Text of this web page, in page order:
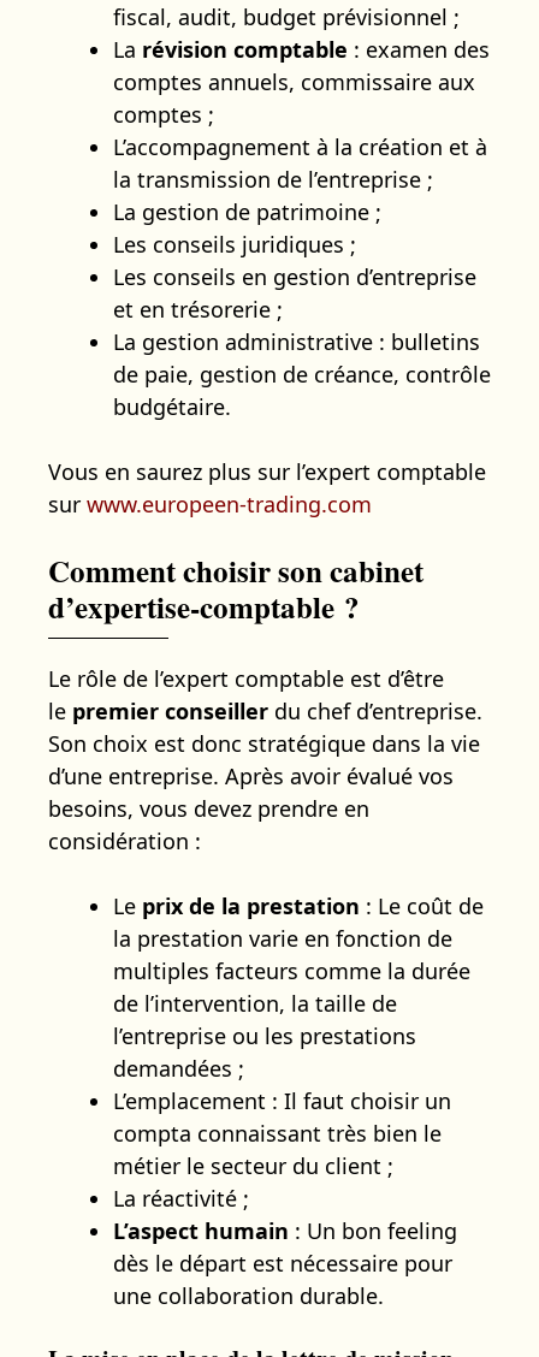
fiscal, audit, budget prévisionnel ;
La révision comptable : examen des
comptes annuels, commissaire aux
comptes ;
L’accompagnement à la création et à
la transmission de l’entreprise ;
La gestion de patrimoine ;
Les conseils juridiques ;
Les conseils en gestion d’entreprise
et en trésorerie ;
La gestion administrative : bulletins
de paie, gestion de créance, contrôle
budgétaire.
Vous en saurez plus sur l’expert comptable
sur www.europeen-trading.com
Comment choisir son cabinet
d’expertise-comptable ?
Le rôle de l’expert comptable est d’être
le premier conseiller du chef d’entreprise.
Son choix est donc stratégique dans la vie
d’une entreprise. Après avoir évalué vos
besoins, vous devez prendre en
considération :
Le prix de la prestation : Le coût de
la prestation varie en fonction de
multiples facteurs comme la durée
de l’intervention, la taille de
l’entreprise ou les prestations
demandées ;
L’emplacement : Il faut choisir un
compta connaissant très bien le
métier le secteur du client ;
La réactivité ;
L’aspect humain : Un bon feeling
dès le départ est nécessaire pour
une collaboration durable.